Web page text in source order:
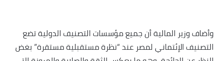
وأضاف وزير المالية أن جميع مؤسسات التصنيف الدولية تضع
التصنيف الإئتماني لمصر عند “نظرة مستقبلية مستقرة” بغض